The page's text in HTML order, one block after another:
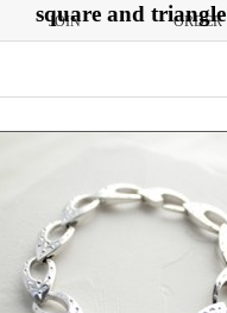
JOIN ORDER
square and triangle